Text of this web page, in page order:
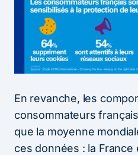
En revanche, les
consommateurs
que la moyenne
ces données : la France